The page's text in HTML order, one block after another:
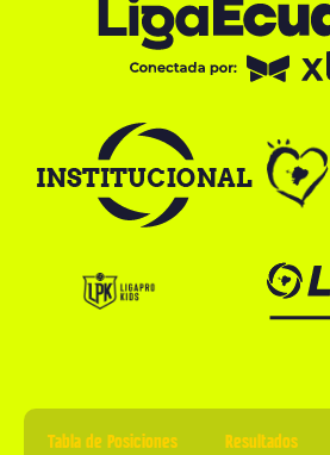
Tabla de Posiciones Resultados